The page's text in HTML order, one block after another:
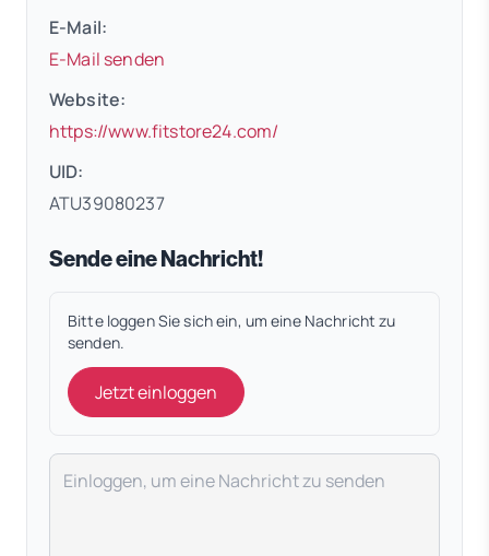
E-Mail:
E-Mail senden
Website:
https://www.fitstore24.com/
UID:
ATU39080237
Sende eine Nachricht!
Bitte loggen Sie sich ein, um eine Nachricht zu
senden.
Jetzt einloggen
Deine Nachricht